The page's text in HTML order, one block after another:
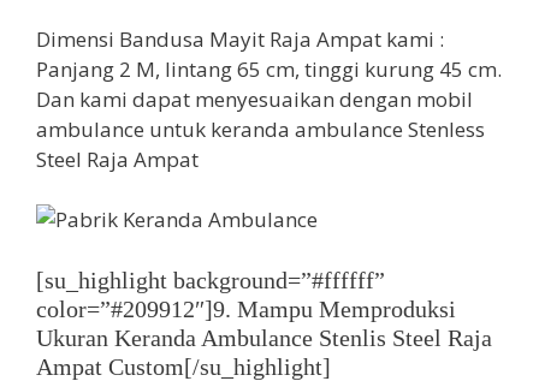
Dimensi Bandusa Mayit Raja Ampat kami :
Panjang 2 M, lintang 65 cm, tinggi kurung 45 cm.
Dan kami dapat menyesuaikan dengan mobil
ambulance untuk keranda ambulance Stenless
Steel Raja Ampat
[su_highlight background=”#ffffff”
color=”#209912″]9. Mampu Memproduksi
Ukuran Keranda Ambulance Stenlis Steel Raja
Ampat Custom[/su_highlight]